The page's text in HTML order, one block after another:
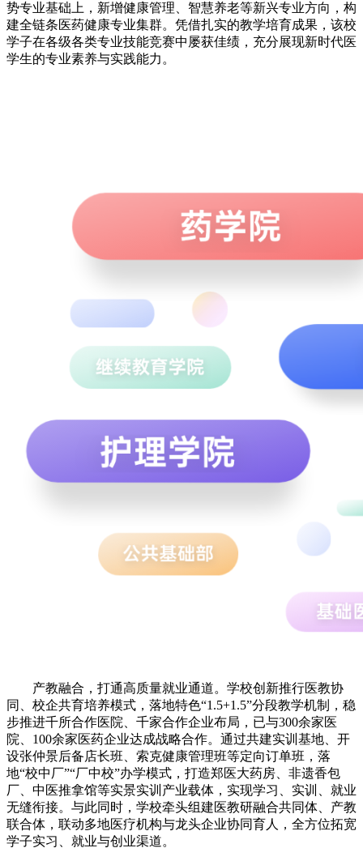
势专业基础上，新增健康管理、智慧养老等新兴专业方向，构
建全链条医药健康专业集群。凭借扎实的教学培育成果，该校
学子在各级各类专业技能竞赛中屡获佳绩，充分展现新时代医
学生的专业素养与实践能力。
产教融合，打通高质量就业通道。学校创新推行医教协
同、校企共育培养模式，落地特色“1.5+1.5”分段教学机制，稳
步推进千所合作医院、千家合作企业布局，已与300余家医
院、100余家医药企业达成战略合作。通过共建实训基地、开
设张仲景后备店长班、索克健康管理班等定向订单班，落
地“校中厂”“厂中校”办学模式，打造郑医大药房、非遗香包
厂、中医推拿馆等实景实训产业载体，实现学习、实训、就业
无缝衔接。与此同时，学校牵头组建医教研融合共同体、产教
联合体，联动多地医疗机构与龙头企业协同育人，全方位拓宽
学子实习、就业与创业渠道。